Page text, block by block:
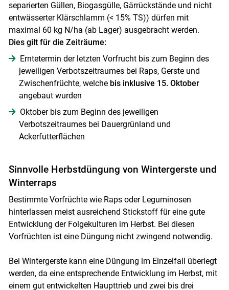
separierten Güllen, Biogasgülle, Gärrückstände und nicht
entwässerter Klärschlamm (< 15% TS)) dürfen mit
maximal 60 kg N/ha (ab Lager) ausgebracht werden.
Dies gilt für die Zeiträume:
Erntetermin der letzten Vorfrucht bis zum Beginn des
jeweiligen Verbotszeitraumes bei Raps, Gerste und
Zwischenfrüchte, welche bis inklusive 15. Oktober
angebaut wurden
Oktober bis zum Beginn des jeweiligen
Verbotszeitraumes bei Dauergrünland und
Ackerfutterflächen
Sinnvolle Herbstdüngung von Wintergerste und
Winterraps
Bestimmte Vorfrüchte wie Raps oder Leguminosen
hinterlassen meist ausreichend Stickstoff für eine gute
Entwicklung der Folgekulturen im Herbst. Bei diesen
Vorfrüchten ist eine Düngung nicht zwingend notwendig.
Bei Wintergerste kann eine Düngung im Einzelfall überlegt
werden, da eine entsprechende Entwicklung im Herbst, mit
einem gut entwickelten Haupttrieb und zwei bis drei